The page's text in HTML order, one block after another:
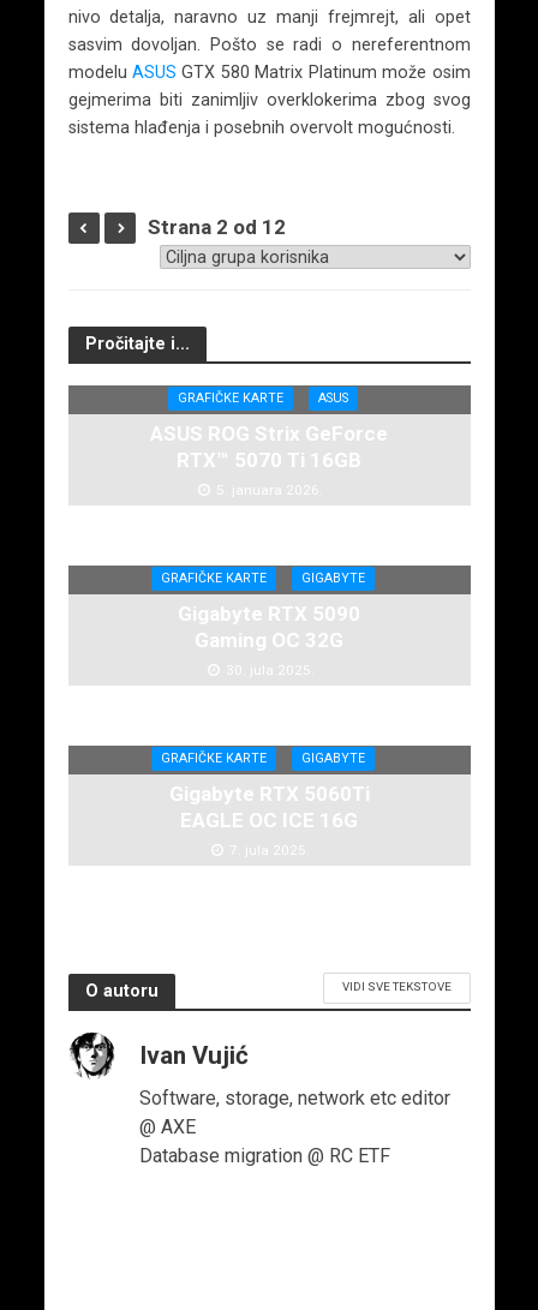
nivo detalja, naravno uz manji frejmrejt, ali opet
sasvim dovoljan. Pošto se radi o nereferentnom
modelu ASUS GTX 580 Matrix Platinum može osim
gejmerima biti zanimljiv overklokerima zbog svog
sistema hlađenja i posebnih overvolt mogućnosti.
Strana 2 od 12
Pročitajte i...
GRAFIČKE KARTE ASUS
ASUS ROG Strix GeForce
RTX™ 5070 Ti 16GB
5. januara 2026.
GRAFIČKE KARTE GIGABYTE
Gigabyte RTX 5090
Gaming OC 32G
30. jula 2025.
GRAFIČKE KARTE GIGABYTE
Gigabyte RTX 5060Ti
EAGLE OC ICE 16G
7. jula 2025.
O autoru VIDI SVE TEKSTOVE
Ivan Vujić
Software, storage, network etc editor
@ AXE
Database migration @ RC ETF